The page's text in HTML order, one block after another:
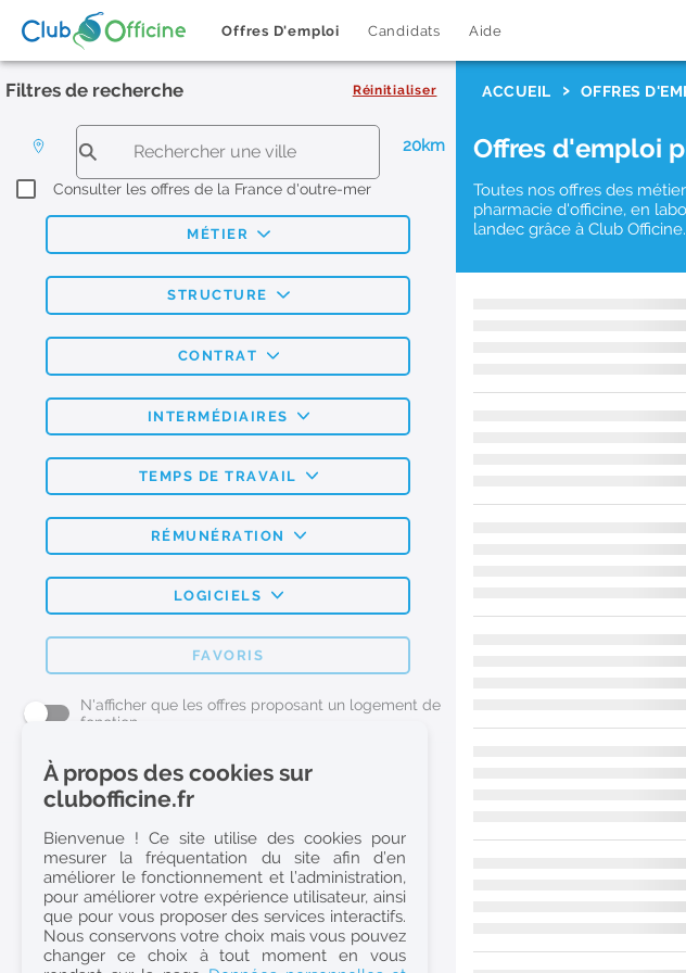
Offres D'emploi Candidats Aide
Filtres de recherche Réinitialiser
20km
Consulter les offres de la France d'outre-mer
MÉTIER
STRUCTURE
CONTRAT
INTERMÉDIAIRES
TEMPS DE TRAVAIL
RÉMUNÉRATION
LOGICIELS
FAVORIS
N'afficher que les offres proposant un logement de
fonction
L'emploi Pharmacie par métier
Pharmacien (H/F)
Préparateur en Pharmacie (H/F)
Etudiant en Pharmacie (H/F)
Etudiant en Pharmacie 6e année validée (H/F)
Conseiller Dermo Cosmetique - Esthéticienne (H/F)
ACCUEIL OFFRES
Offres d'emploi
Toutes nos offres des
pharmacie d'officine, en
landec grâce à Club Officine.
À propos des cookies sur
clubofficine.fr
Bienvenue ! Ce site utilise des cookies pour
mesurer la fréquentation du site afin d’en
améliorer le fonctionnement et l’administration,
pour améliorer votre expérience utilisateur, ainsi
que pour vous proposer des services interactifs.
Nous conservons votre choix mais vous pouvez
changer ce choix à tout moment en vous